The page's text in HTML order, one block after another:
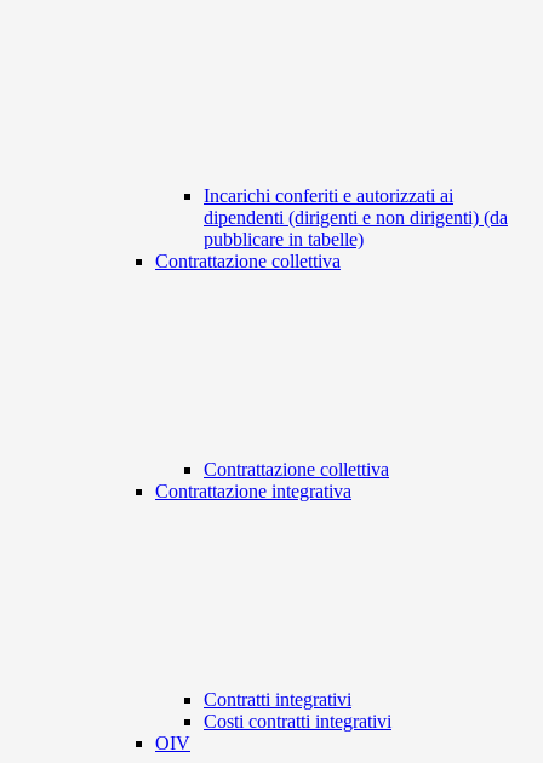
Incarichi conferiti e autorizzati ai
dipendenti (dirigenti e non dirigenti) (da
pubblicare in tabelle)
Contrattazione collettiva
Contrattazione collettiva
Contrattazione integrativa
Contratti integrativi
Costi contratti integrativi
OIV